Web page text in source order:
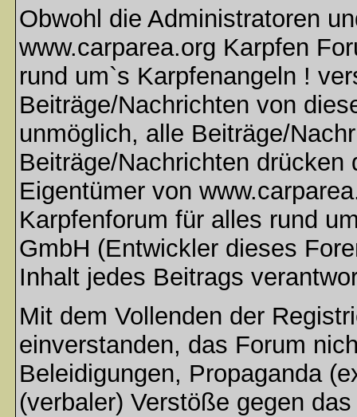
Obwohl die Administratoren
www.carparea.org Karpfen
rund um`s Karpfenangeln !
Beiträge/Nachrichten von
unmöglich, alle Beiträge/
Beiträge/Nachrichten
Eigentümer von
Karpfenforum für alles rund
GmbH (Entwickler dieses
Inhalt jedes Beitrags
Mit dem Vollenden der
einverstanden, das Forum
Beleidigungen, Propaganda
(verbaler) Verstöße gegen